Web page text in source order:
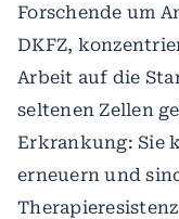
Forschende um
DKFZ,
Arbeit auf die
seltenen Zellen
Erkrankung: Sie
erneuern und